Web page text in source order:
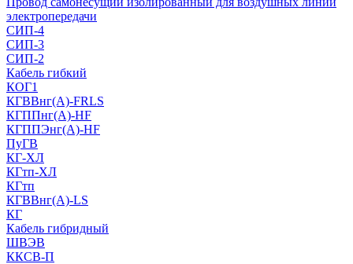
электропередачи
СИП-4
СИП-3
СИП-2
Кабель гибкий
КОГ1
КГВВнг(А)-FRLS
КГППнг(A)-HF
КГППЭнг(A)-HF
ПуГВ
КГ-ХЛ
КГтп-ХЛ
КГтп
КГВВнг(А)-LS
КГ
Кабель гибридный
ШВЭВ
ККСВ-П